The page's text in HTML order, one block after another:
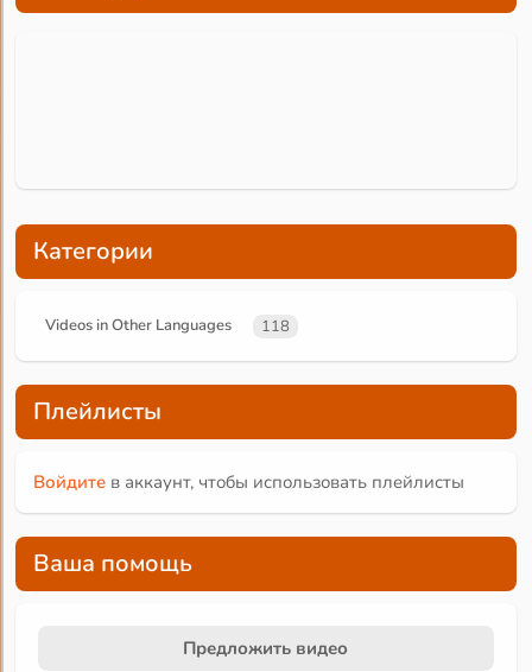
Категории
Videos in Other Languages 118
Плейлисты
Войдите в аккаунт, чтобы использовать плейлисты
Ваша помощь
Предложить видео